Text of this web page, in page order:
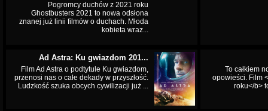
Pogromcy duchów z 2021 roku
Ghostbusters 2021 to nowa odsłona
znanej już linii filmów o duchach. Młoda
kobieta wraz...
Ad Astra: Ku gwiazdom 201...
Film Ad Astra o podtytule Ku gwiazdom,
przenosi nas o całe dekady w przyszłość.
Ludzkość szuka obcych cywilizacji już ...
To całkiem
opowieści. Film
roku</b>